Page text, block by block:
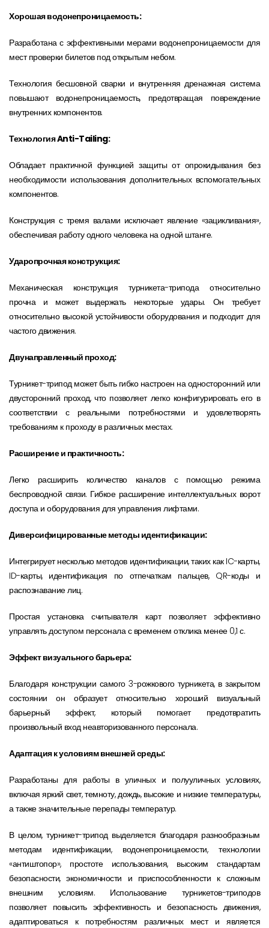
Хорошая водонепроницаемость:
Разработана с эффективными мерами водонепроницаемости для
мест проверки билетов под открытым небом.
Технология бесшовной сварки и внутренняя дренажная система
повышают водонепроницаемость, предотвращая повреждение
внутренних компонентов.
Технология Anti-Tailing:
Обладает практичной функцией защиты от опрокидывания без
необходимости использования дополнительных вспомогательных
компонентов.
Конструкция с тремя валами исключает явление «зацикливания»,
обеспечивая работу одного человека на одной штанге.
Ударопрочная конструкция:
Механическая конструкция турникета-трипода относительно
прочна и может выдержать некоторые удары. Он требует
относительно высокой устойчивости оборудования и подходит для
частого движения.
Двунаправленный проход:
Турникет-трипод может быть гибко настроен на односторонний или
двусторонний проход, что позволяет легко конфигурировать его в
соответствии с реальными потребностями и удовлетворять
требованиям к проходу в различных местах.
Расширение и практичность:
Легко расширить количество каналов с помощью режима
беспроводной связи. Гибкое расширение интеллектуальных ворот
доступа и оборудования для управления лифтами.
Диверсифицированные методы идентификации:
Интегрирует несколько методов идентификации, таких как IC-карты,
ID-карты, идентификация по отпечаткам пальцев, QR-коды и
распознавание лиц.
Простая установка считывателя карт позволяет эффективно
управлять доступом персонала с временем отклика менее 0,1 с.
Эффект визуального барьера:
Благодаря конструкции самого 3-рожкового турникета, в закрытом
состоянии он образует относительно хороший визуальный
барьерный эффект, который помогает предотвратить
произвольный вход неавторизованного персонала.
Адаптация к условиям внешней среды:
Разработаны для работы в уличных и полууличных условиях,
включая яркий свет, темноту, дождь, высокие и низкие температуры,
а также значительные перепады температур.
В целом, турникет-трипод выделяется благодаря разнообразным
методам идентификации, водонепроницаемости, технологии
«антиштопор», простоте использования, высоким стандартам
безопасности, экономичности и приспособленности к сложным
внешним условиям. Использование турникетов-триподов
позволяет повысить эффективность и безопасность движения,
адаптироваться к потребностям различных мест и является